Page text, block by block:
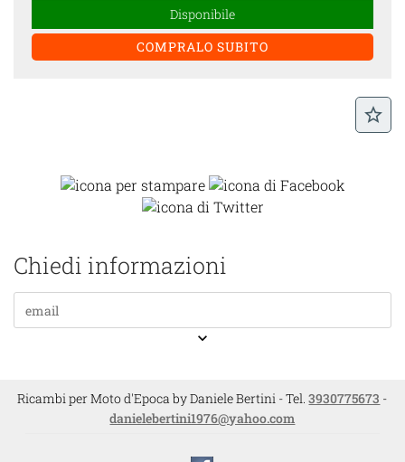
Disponibile
star_border
Chiedi informazioni
keyboard_arrow_down
Ricambi per Moto d'Epoca by Daniele Bertini - Tel.3930775673 -
danielebertini1976@yahoo.com